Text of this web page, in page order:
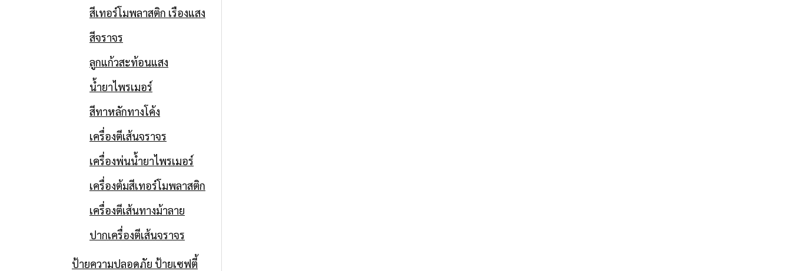
สีเทอร์โมพลาสติก เรืองแสง
สีจราจร
ลูกแก้วสะท้อนแสง
น้ำยาไพรเมอร์
สีทาหลักทางโค้ง
เครื่องตีเส้นจราจร
เครื่องพ่นน้ำยาไพรเมอร์
เครื่องต้มสีเทอร์โมพลาสติก
เครื่องตีเส้นทางม้าลาย
ปากเครื่องตีเส้นจราจร
ป้ายความปลอดภัย ป้ายเซฟตี้